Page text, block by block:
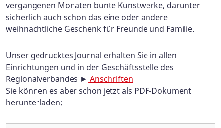
vergangenen Monaten bunte Kunstwerke, darunter
sicherlich auch schon das eine oder andere
weihnachtliche Geschenk für Freunde und Familie.
Unser gedrucktes Journal erhalten Sie in allen
Einrichtungen und in der Geschäftsstelle des
Regionalverbandes ► Anschriften
Sie können es aber schon jetzt als PDF-Dokument
herunterladen: